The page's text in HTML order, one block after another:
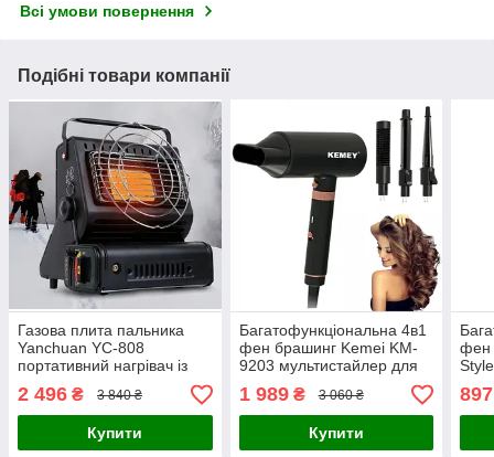
Всі умови повернення
Подібні товари компанії
Газова плита пальника
Yanchuan YC-808
портативний нагрівач із
електрики з адаптером
2 496 ₴ 3 840 ₴
Купити
Багатофункціональна 4в1
фен брашинг Kemei KM-
9203 мультистайлер для
випрямлення волосся
1 989₴ 3 060 ₴
Купити
фен
897